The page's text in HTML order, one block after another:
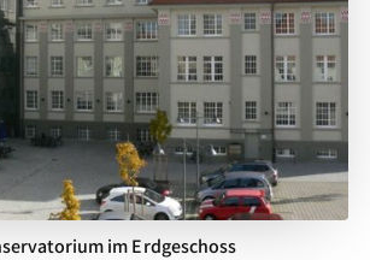
im Erdgeschoss